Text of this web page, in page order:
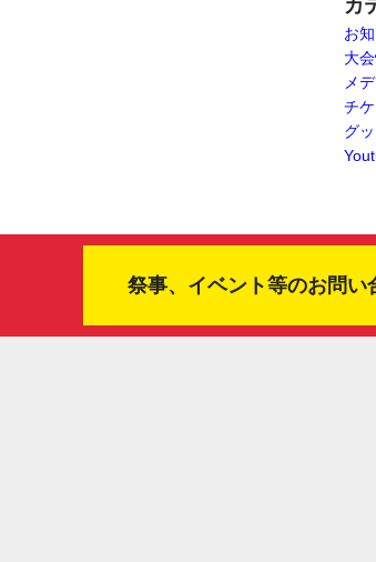
カ
お
大
メ
チ
グ
祭事、イベント等のお問